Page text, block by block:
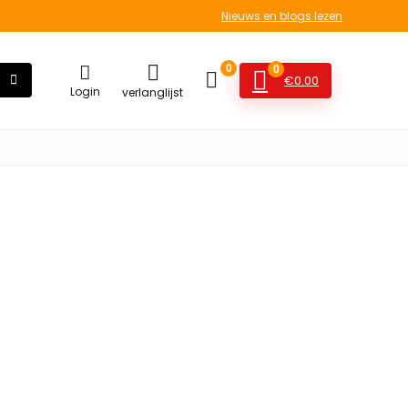
Nieuws en blogs lezen
Login verlanglijst
0 0
€0.00